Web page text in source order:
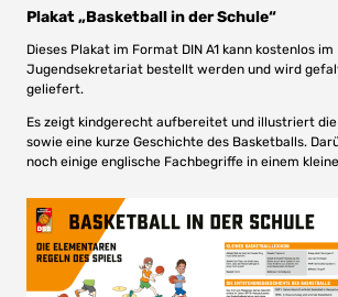
Plakat „Basketball in der Schule“
Dieses Plakat im Format DIN A1 kann kostenlos im
Jugendsekretariat bestellt werden und wird
geliefert.
Es zeigt kindgerecht aufbereitet und illustriert
sowie eine kurze Geschichte des Basketballs.
noch einige englische Fachbegriffe in einem